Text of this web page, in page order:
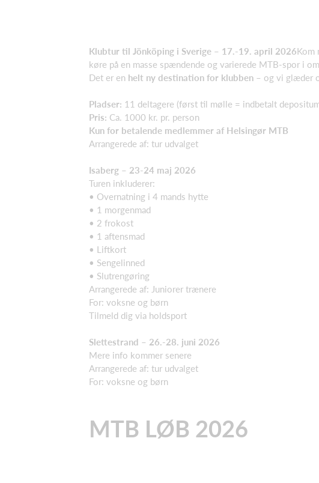
Klubtur til Jönköping i Sverige – 17.-19. april 2026Kom
køre på en masse spændende og varierede MTB-spor i
Det er en helt ny destination for klubben – og vi glæder
Pladser: 11 deltagere (først til mølle = indbetalt
Pris: Ca. 1000 kr. pr. person
Kun for betalende medlemmer af Helsingør MTB
Arrangerede af: tur udvalget
Isaberg – 23-24 maj 2026
Turen inkluderer:
• Overnatning i 4 mands hytte
• 1 morgenmad
• 2 frokost
• 1 aftensmad
• Liftkort
• Sengelinned
• Slutrengøring
Arrangerede af: Juniorer trænere
For: voksne og børn
Tilmeld dig via holdsport
Slettestrand – 26.-28. juni 2026
Mere info kommer senere
Arrangerede af: tur udvalget
For: voksne og børn
MTB LØB 2026